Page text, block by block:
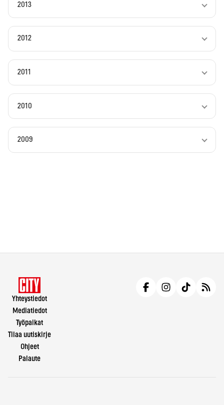
2013
2012
2011
2010
2009
Yhteystiedot
Mediatiedot
Työpaikat
Tilaa uutiskirje
Ohjeet
Palaute